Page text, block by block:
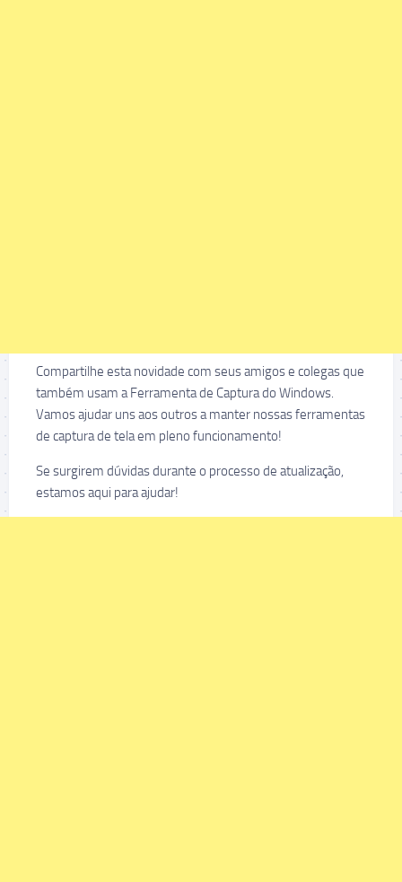
Compartilhe esta novidade com seus amigos e colegas que
também usam a Ferramenta de Captura do Windows.
Vamos ajudar uns aos outros a manter nossas ferramentas
de captura de tela em pleno funcionamento!
Se surgirem dúvidas durante o processo de atualização,
estamos aqui para ajudar!